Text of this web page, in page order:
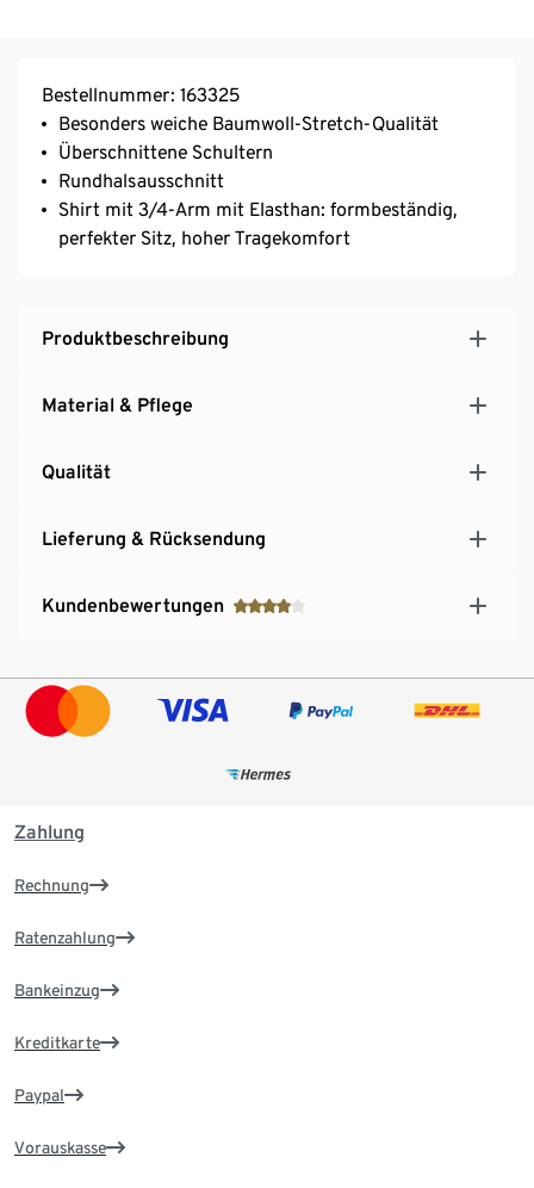
Bestellnummer: 163325
Besonders weiche Baumwoll-Stretch-Qualität
Überschnittene Schultern
Rundhalsausschnitt
Shirt mit 3/4-Arm mit Elasthan: formbeständig,
perfekter Sitz, hoher Tragekomfort
Produktbeschreibung
Material & Pflege
Qualität
Lieferung & Rücksendung
Kundenbewertungen
Zahlung
Rechnung
Ratenzahlung
Bankeinzug
Kreditkarte
Paypal
Vorauskasse